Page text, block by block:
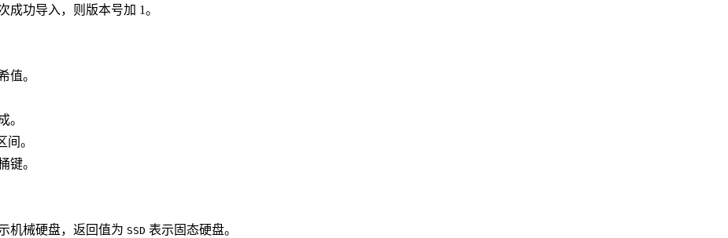
成功导入，则版本号加 1。
值。
。
间。
键。
机械硬盘，返回值为 SSD 表示固态硬盘。